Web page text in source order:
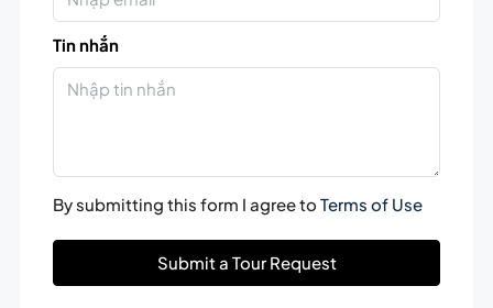
Tin nhắn
By submitting this form I agree to Terms of Use
Submit a Tour Request